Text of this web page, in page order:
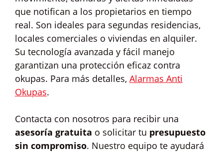
que notifican a los propietarios en tiempo
real. Son ideales para segundas residencias,
locales comerciales o viviendas en alquiler.
Su tecnología avanzada y fácil manejo
garantizan una protección eficaz contra
okupas. Para más detalles, Alarmas Anti
Okupas.
Contacta con nosotros para recibir una
asesoría gratuita o solicitar tu presupuesto
sin compromiso. Nuestro equipo te ayudará